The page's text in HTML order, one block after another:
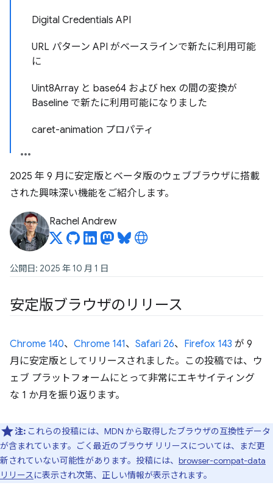
Digital Credentials API
URL パターン API がベースラインで新たに利用可能
に
Uint8Array と base64 および hex の間の変換が
Baseline で新たに利用可能になりました
caret-animation プロパティ
2025 年 9 月に安定版とベータ版のウェブブラウザに搭載
された興味深い機能をご紹介します。
Rachel Andrew
公開日: 2025 年 10 月 1 日
安定版ブラウザのリリース
Chrome 140、 Chrome 141、 Safari 26、 Firefox 143 が 9
月に安定版としてリリースされました。この投稿では、ウ
ェブ プラットフォームにとって非常にエキサイティング
な 1 か月を振り返ります。
注: これらの投稿には、MDN から取得したブラウザの互換性データ
が含まれています。ごく最近のブラウザ リリースについては、まだ更
新されていない可能性があります。投稿には、 browser-compat-data
リリースに表示され次第、正しい情報が表示されます。